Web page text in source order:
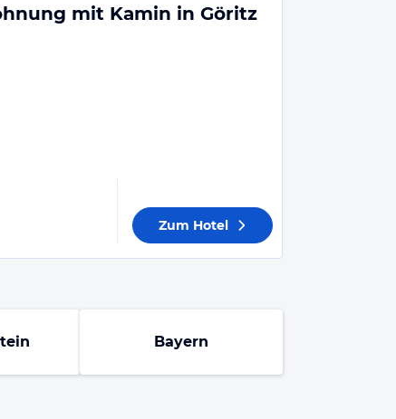
mit Kamin in Göritz
Zum Hotel
Bayern